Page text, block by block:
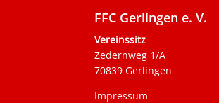
FFC Gerlingen e. V.
Vereinssitz
Zedernweg 1/A
70839 Gerlingen
Impressum